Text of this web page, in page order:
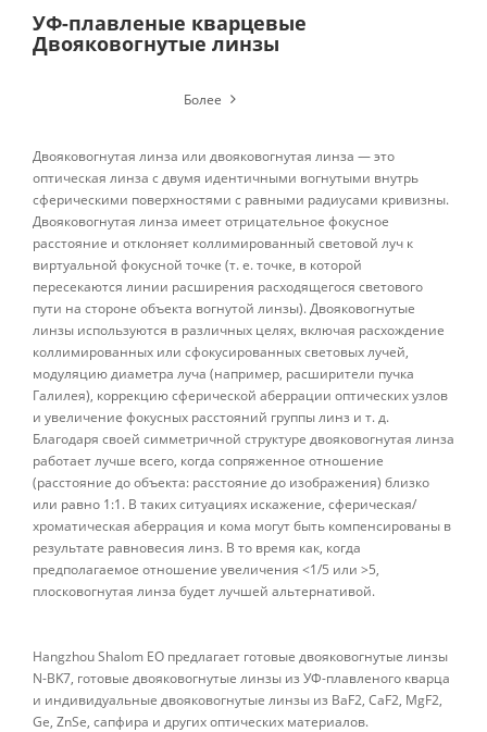
УФ-плавленые кварцевые
Двояковогнутые линзы
Более
Двояковогнутая линза или двояковогнутая линза — это
оптическая линза с двумя идентичными вогнутыми внутрь
сферическими поверхностями с равными радиусами кривизны.
Двояковогнутая линза имеет отрицательное фокусное
расстояние и отклоняет коллимированный световой луч к
виртуальной фокусной точке (т. е. точке, в которой
пересекаются линии расширения расходящегося светового
пути на стороне объекта вогнутой линзы). Двояковогнутые
линзы используются в различных целях, включая расхождение
коллимированных или сфокусированных световых лучей,
модуляцию диаметра луча (например, расширители пучка
Галилея), коррекцию сферической аберрации оптических узлов
и увеличение фокусных расстояний группы линз и т. д.
Благодаря своей симметричной структуре двояковогнутая линза
работает лучше всего, когда сопряженное отношение
(расстояние до объекта: расстояние до изображения) близко
или равно 1:1. В таких ситуациях искажение, сферическая/
хроматическая аберрация и кома могут быть компенсированы в
результате равновесия линз. В то время как, когда
предполагаемое отношение увеличения <1/5 или >5,
плосковогнутая линза будет лучшей альтернативой.
Hangzhou Shalom EO предлагает готовые двояковогнутые линзы
N-BK7, готовые двояковогнутые линзы из УФ-плавленого кварца
и индивидуальные двояковогнутые линзы из BaF2, CaF2, MgF2,
Ge, ZnSe, сапфира и других оптических материалов.